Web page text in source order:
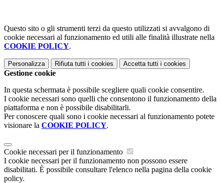
Questo sito o gli strumenti terzi da questo utilizzati si avvalgono di
cookie necessari al funzionamento ed utili alle finalità illustrate nella
COOKIE POLICY.
Personalizza Rifiuta tutti i cookies Accetta tutti i cookies
Gestione cookie
In questa schermata è possibile scegliere quali cookie consentire.
I cookie necessari sono quelli che consentono il funzionamento della
piattaforma e non è possibile disabilitarli.
Per conoscere quali sono i cookie necessari al funzionamento potete
visionare la COOKIE POLICY.
Cookie necessari per il funzionamento
I cookie necessari per il funzionamento non possono essere
disabilitati. È possibile consultare l'elenco nella pagina della cookie
policy.